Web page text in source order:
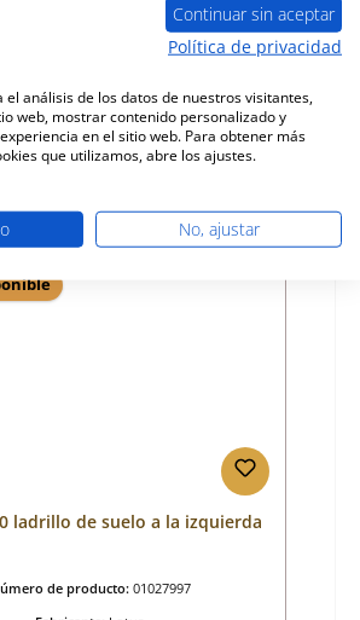
01027821
Precio normal:
36,93 €
plazo de entrega: 4-6 días
ladrillo de suelo a la izquierda
de producto: 01027997
Continuar sin aceptar
Política de privacidad
el análisis de los datos de nuestros visitantes,
web, mostrar contenido personalizado y
en el sitio web. Para obtener más
que utilizamos, abre los ajustes.
No, ajustar